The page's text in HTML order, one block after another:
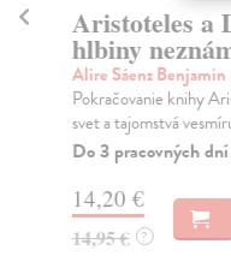
Aristoteles a
hlbiny
Alire Sáenz Benjamin
Pokračovanie knihy
svet a tajomstvá
Do 3 pracovných dní
14,20 €
14,95 € ?